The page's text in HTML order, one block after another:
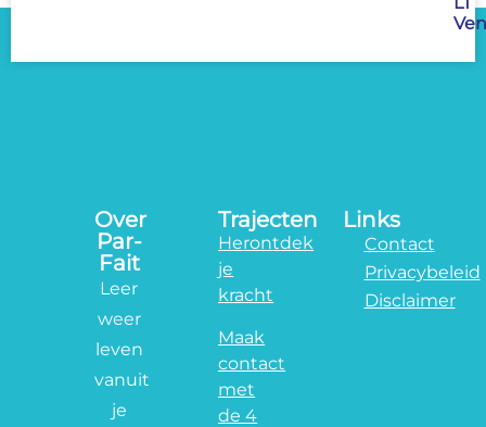
Over
Par-
Fait
Leer
weer
leven
vanuit
je
Trajecten
Herontdek
je
kracht
Maak
contact
met
de 4
Links
Contact
Privacybeleid
Disclaimer